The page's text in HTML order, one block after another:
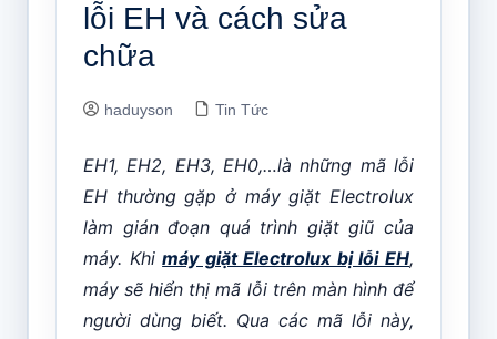
lỗi EH và cách sửa
chữa
haduyson Tin Tức
EH1, EH2, EH3, EH0,…là những mã lỗi
EH thường gặp ở máy giặt Electrolux
làm gián đoạn quá trình giặt giũ của
máy. Khimáy giặt Electrolux bị lỗi EH,
máy sẽ hiển thị mã lỗi trên màn hình để
người dùng biết. Qua các mã lỗi này,